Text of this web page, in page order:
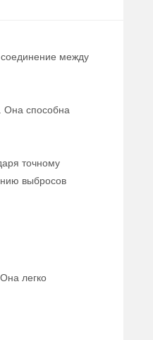
между
Она способна
точному
выбросов
легко